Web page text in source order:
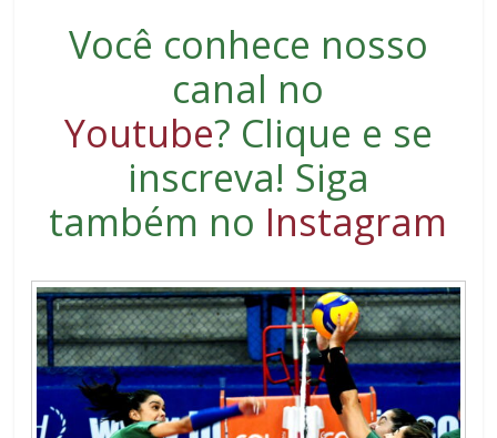
Você conhece nosso
canal no
Youtube? Clique e se
inscreva! Siga
também no Instagram